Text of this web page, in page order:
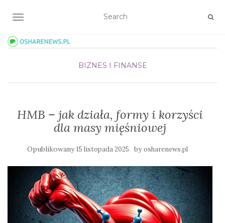
TOGGLE NAVIGATION
BIZNES I FINANSE
HMB – jak działa, formy i korzyści
dla masy mięśniowej
Opublikowany15 listopada 2025 byosharenews.pl